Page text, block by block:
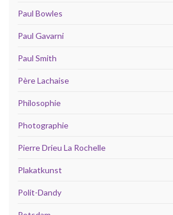
Paul Bowles
Paul Gavarni
Paul Smith
Père Lachaise
Philosophie
Photographie
Pierre Drieu La Rochelle
Plakatkunst
Polit-Dandy